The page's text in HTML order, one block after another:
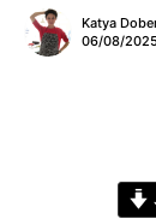
Katya
06/08/